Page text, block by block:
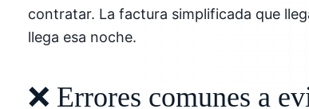
contratar. La factura simplificada que
llega esa noche.
❌ Errores comunes a